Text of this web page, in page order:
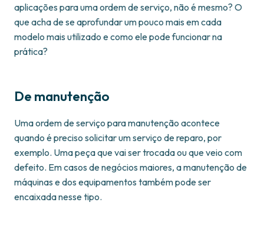
aplicações para uma ordem de serviço, não é mesmo? O
que acha de se aprofundar um pouco mais em cada
modelo mais utilizado e como ele pode funcionar na
prática?
De manutenção
Uma ordem de serviço para manutenção acontece
quando é preciso solicitar um serviço de reparo, por
exemplo. Uma peça que vai ser trocada ou que veio com
defeito. Em casos de negócios maiores, a manutenção de
máquinas e dos equipamentos também pode ser
encaixada nesse tipo.